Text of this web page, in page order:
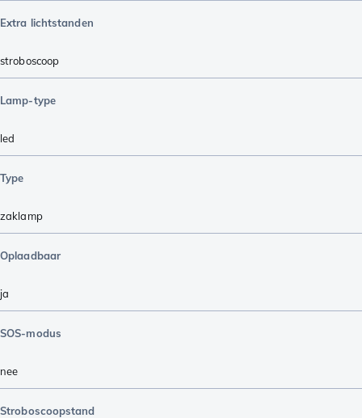
Extra lichtstanden
stroboscoop
Lamp-type
led
Type
zaklamp
Oplaadbaar
ja
SOS-modus
nee
Stroboscoopstand